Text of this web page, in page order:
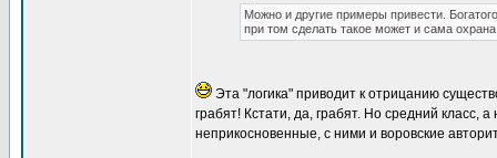
Можно и другие примеры привести.
при том сделать такое может и сама
Эта "логика" приводит к отрицанию
грабят! Кстати, да, грабят. Но средний
неприкосновенные, с ними и воровские